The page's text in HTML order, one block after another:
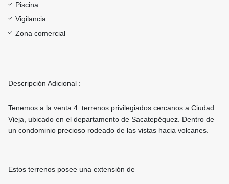
Piscina
Vigilancia
Zona comercial
Descripción Adicional :
Tenemos a la venta 4 terrenos privilegiados cercanos a Ciudad
Vieja, ubicado en el departamento de Sacatepéquez. Dentro de
un condominio precioso rodeado de las vistas hacia volcanes.
Estos terrenos posee una extensión de